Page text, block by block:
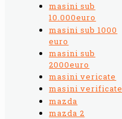
masini sub
10.000euro
masini sub 1000
euro
masini sub
2000euro
masini vericate
masini verificate
mazda
mazda 2